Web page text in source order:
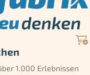
1.000 Erlebnissen